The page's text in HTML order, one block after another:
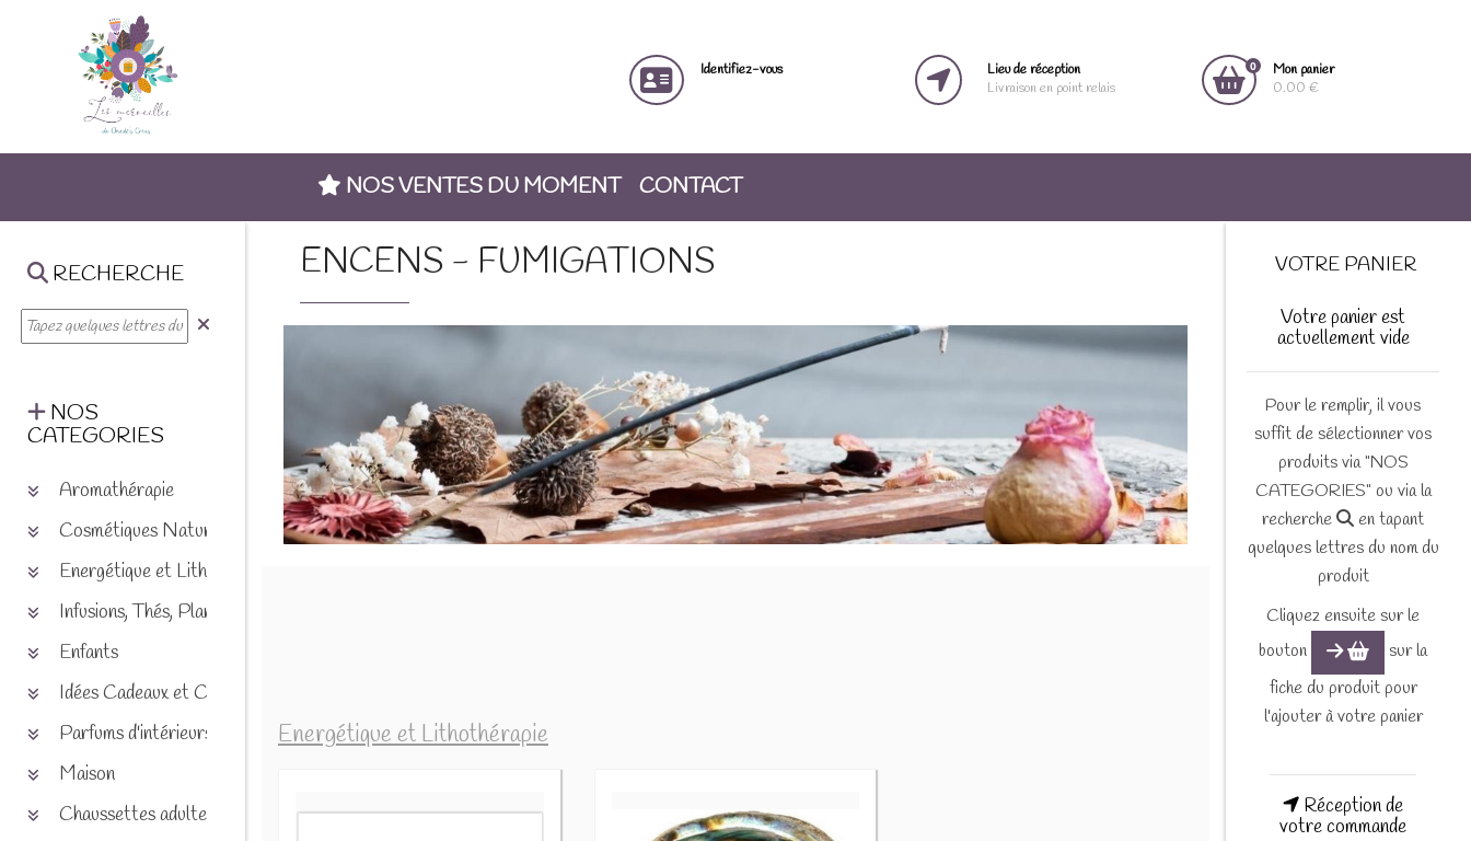
Identifiez-vous
Lieu de réception
Livraison en point relais
0
Mon panier
0.00 €
NOS VENTES DU MOMENT CONTACT
RECHERCHE
NOS
CATEGORIES
Aromathérapie
Cosmétiques Naturels
Energétique et Lithothérapie
Infusions, Thés, Plantes et produits naturels
Enfants
Idées Cadeaux et Chèques
Parfums d'intérieurs
Maison
Chaussettes adultes et enfants
ENCENS - FUMIGATIONS
Energétique et Lithothérapie
VOTRE PANIER
Votre panier est
actuellement vide
Pour le remplir, il vous
suffit de sélectionner vos
produits via "NOS
CATEGORIES" ou via la
recherche
en tapant
quelques lettres du nom du
produit
Cliquez ensuite sur le
bouton
sur la
fiche du produit pour
l'ajouter à votre panier
Réception de
votre commande